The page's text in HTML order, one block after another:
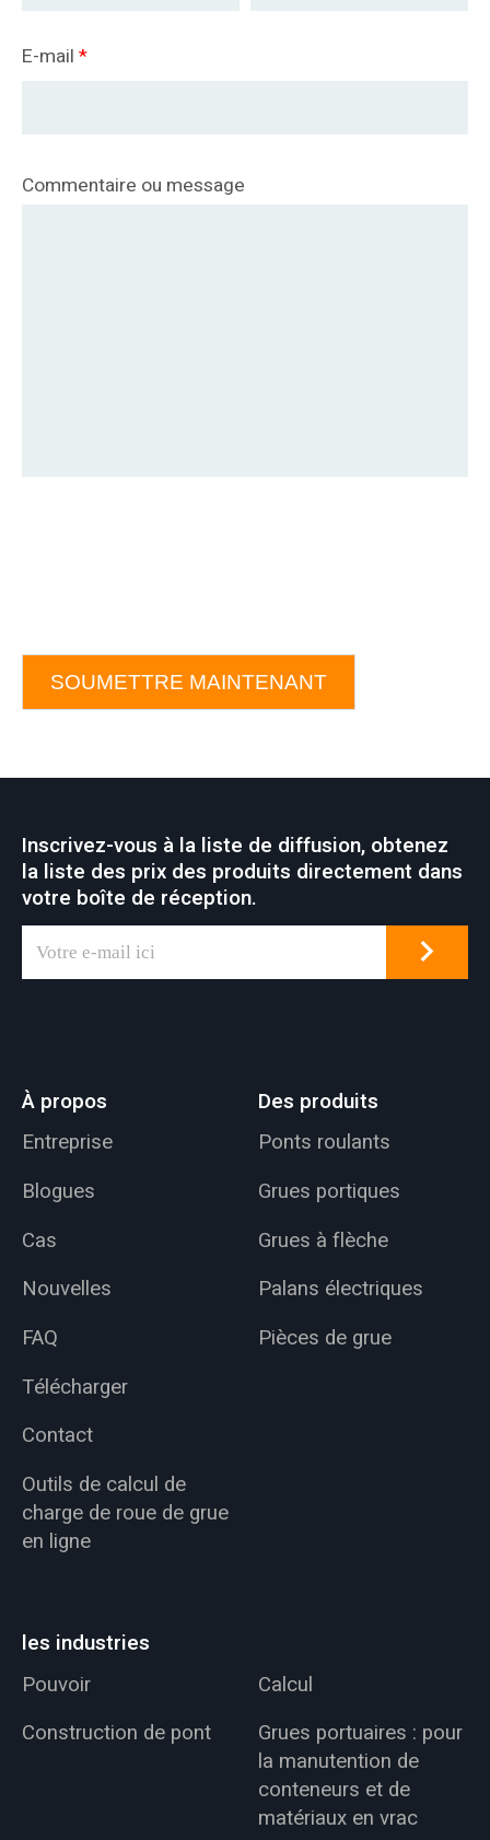
E-mail *
Commentaire ou message
SOUMETTRE MAINTENANT
Inscrivez-vous à la liste de diffusion, obtenez
la liste des prix des produits directement dans
votre boîte de réception.
À propos
Entreprise
Blogues
Cas
Nouvelles
FAQ
Télécharger
Contact
Outils de calcul de
charge de roue de grue
en ligne
Des produits
Ponts roulants
Grues portiques
Grues à flèche
Palans électriques
Pièces de grue
les industries
Pouvoir
Calcul
Construction de pont
Grues portuaires : pour
la manutention de
conteneurs et de
matériaux en vrac